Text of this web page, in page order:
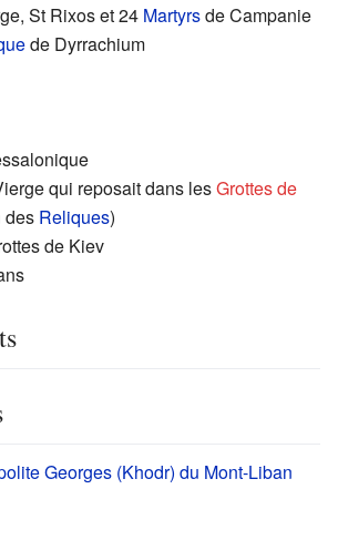
St Rixos et 24 Martyrsde Campanie
de Dyrrachium
qui reposait dans lesGrottes de
des Reliques)
de Kiev
Georges (Khodr) du Mont-Liban